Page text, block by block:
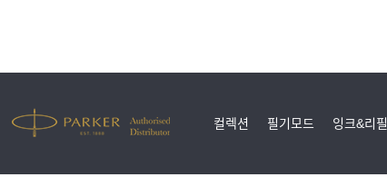
컬렉션 필기모드 잉크&리필